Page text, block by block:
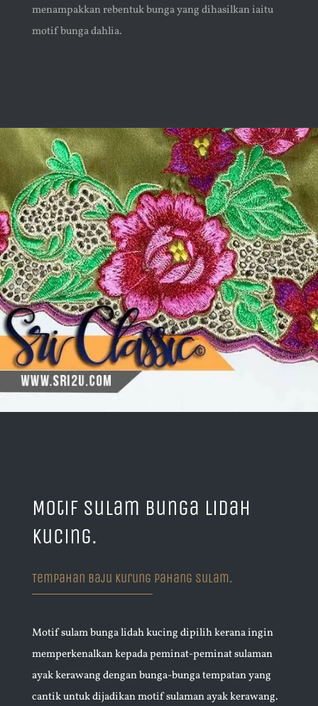
menampakkan rebentuk bunga yang dihasilkan iaitu
motif bunga dahlia.
Motif Sulam Bunga Lidah
Kucing.
Tempahan Baju Kurung Pahang Sulam.
Motif sulam bunga lidah kucing dipilih kerana ingin
memperkenalkan kepada peminat-peminat sulaman
ayak kerawang dengan bunga-bunga tempatan yang
cantik untuk dijadikan motif sulaman ayak kerawang.